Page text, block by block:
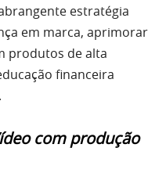
estratégia
em marca, aprimorar
produtos de alta
financeira
com produção